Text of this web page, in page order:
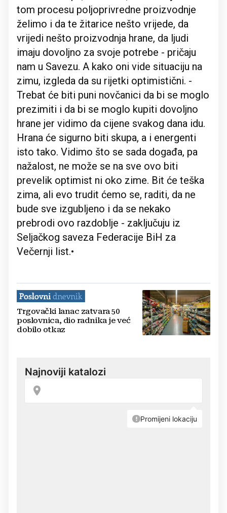
tom procesu poljoprivredne proizvodnje
želimo i da te žitarice nešto vrijede, da
vrijedi nešto proizvodnja hrane, da ljudi
imaju dovoljno za svoje potrebe - pričaju
nam u Savezu. A kako oni vide situaciju na
zimu, izgleda da su rijetki optimistični. -
Trebat će biti puni novčanici da bi se moglo
prezimiti i da bi se moglo kupiti dovoljno
hrane jer vidimo da cijene svakog dana idu.
Hrana će sigurno biti skupa, a i energenti
isto tako. Vidimo što se sada događa, pa
nažalost, ne može se na sve ovo biti
prevelik optimist ni oko zime. Bit će teška
zima, ali evo trudit ćemo se, raditi, da ne
bude sve izgubljeno i da se nekako
prebrodi ovo razdoblje - zaključuju iz
Seljačkog saveza Federacije BiH za
Večernji list.•
Trgovački lanac zatvara 50
poslovnica, dio radnika je već
dobilo otkaz